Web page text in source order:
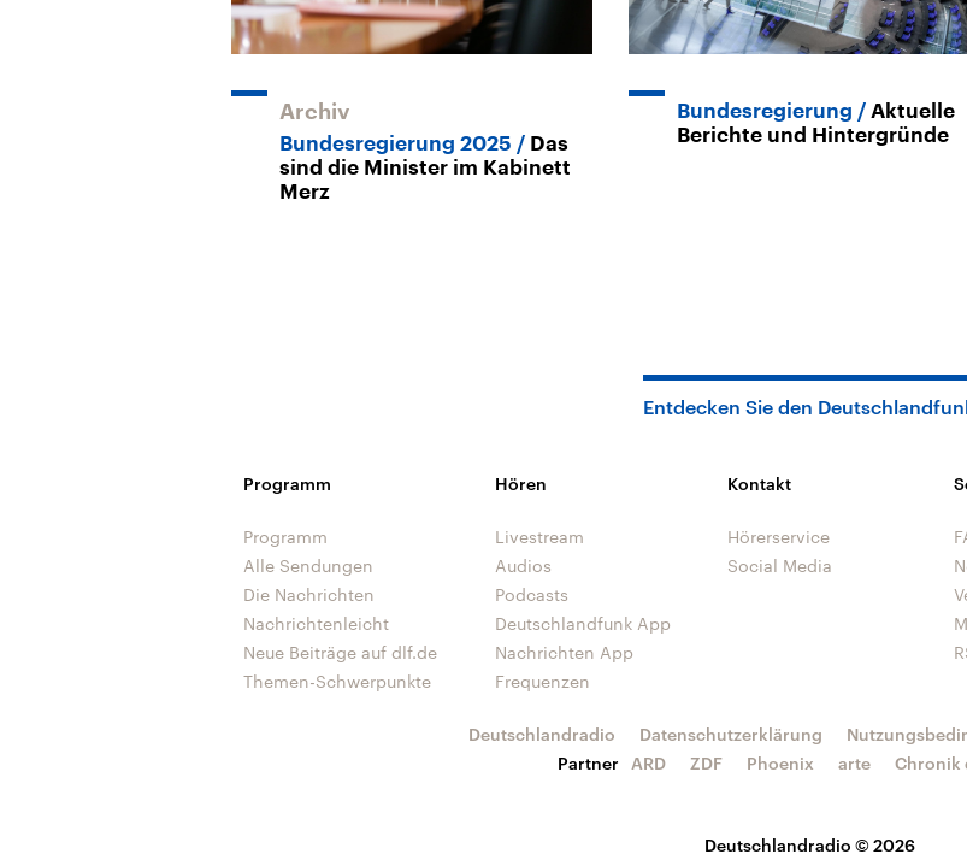
Archiv
Bundesregierung 2025
Das
sind die Minister im Kabinett
Merz
Bundesregierung
Aktuelle
Berichte und Hintergründe
Entdecken Sie den
Programm
Programm
Alle Sendungen
Die Nachrichten
Nachrichtenleicht
Neue Beiträge auf dlf.de
Themen-Schwerpunkte
Hören
Livestream
Audios
Podcasts
Deutschlandfunk App
Nachrichten App
Frequenzen
Kontakt
Hörerservice
Social Media
Deutschlandradio © 2026
Deutschlandradio Datenschutzerklärung
Partner
ARD ZDF Phoenix arte Chronik